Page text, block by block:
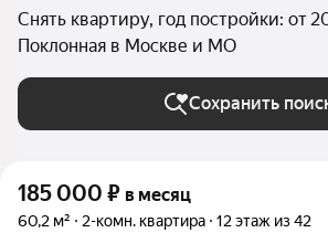
Снять квартиру, год постройки: от
Поклонная в Москве и МО
Сохранить
185 000 ₽ в месяц
60,2 м² 2-комн. квартира 12 этаж из 42